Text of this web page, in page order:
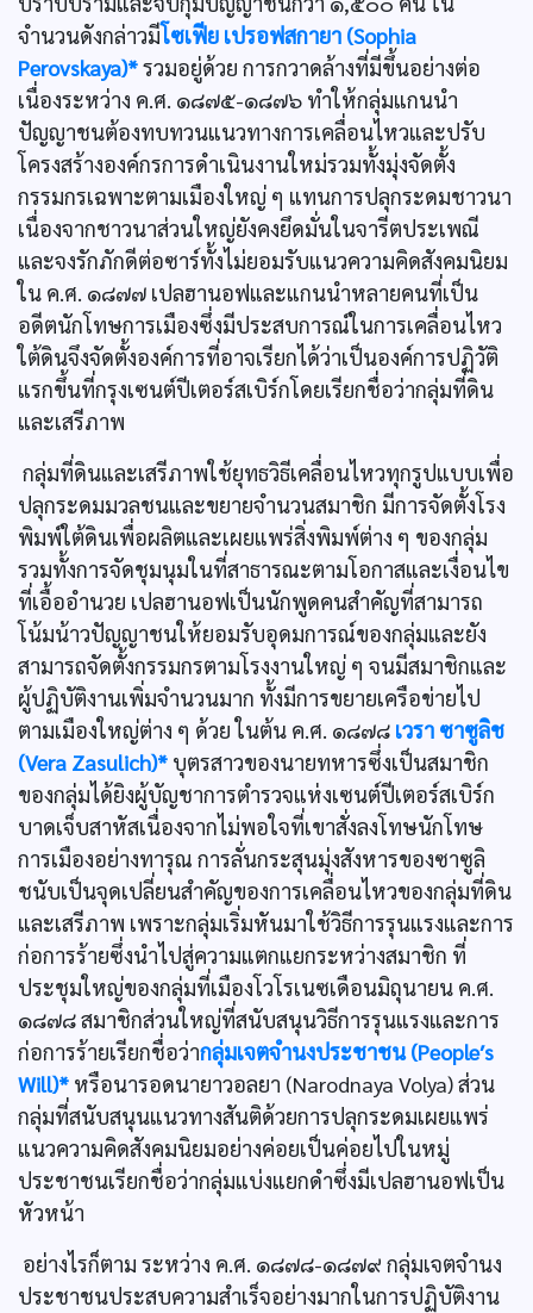
จำนวนดังกล่าวมีโซเฟีย เปรอฟสกายา (Sophia
Perovskaya)*รวมอยู่ด้วย การกวาดล้างที่มีขึ้นอย่างต่อ
เนื่องระหว่าง ค.ศ. ๑๘๗๕-๑๘๗๖ ทำให้กลุ่มแกนนำ
ปัญญาชนต้องทบทวนแนวทางการเคลื่อนไหวและปรับ
โครงสร้างองค์กรการดำเนินงานใหม่รวมทั้งมุ่งจัดตั้ง
กรรมกรเฉพาะตามเมืองใหญ่ ๆ แทนการปลุกระดมชาวนา
เนื่องจากชาวนาส่วนใหญ่ยังคงยึดมั่นในจารีตประเพณี
และจงรักภักดีต่อซาร์ทั้งไม่ยอมรับแนวความคิดสังคมนิยม
ใน ค.ศ. ๑๘๗๗ เปลฮานอฟและแกนนำหลายคนที่เป็น
อดีตนักโทษการเมืองซึ่งมีประสบการณ์ในการเคลื่อนไหว
ใต้ดินจึงจัดตั้งองค์การที่อาจเรียกได้ว่าเป็นองค์การปฏิวัติ
แรกขึ้นที่กรุงเซนต์ปีเตอร์สเบิร์กโดยเรียกชื่อว่ากลุ่มที่ดิน
และเสรีภาพ
กลุ่มที่ดินและเสรีภาพใช้ยุทธวิธีเคลื่อนไหวทุกรูปแบบเพื่อ
ปลุกระดมมวลชนและขยายจำนวนสมาชิก มีการจัดตั้งโรง
พิมพ์ใต้ดินเพื่อผลิตและเผยแพร่สิ่งพิมพ์ต่าง ๆ ของกลุ่ม
รวมทั้งการจัดชุมนุมในที่สาธารณะตามโอกาสและเงื่อนไข
ที่เอื้ออำนวย เปลฮานอฟเป็นนักพูดคนสำคัญที่สามารถ
โน้มน้าวปัญญาชนให้ยอมรับอุดมการณ์ของกลุ่มและยัง
สามารถจัดตั้งกรรมกรตามโรงงานใหญ่ ๆ จนมีสมาชิกและ
ผู้ปฏิบัติงานเพิ่มจำนวนมาก ทั้งมีการขยายเครือข่ายไป
ตามเมืองใหญ่ต่าง ๆ ด้วย ในต้น ค.ศ. ๑๘๗๘ เวรา ซาซูลิช
(Vera Zasulich)* บุตรสาวของนายทหารซึ่งเป็นสมาชิก
ของกลุ่มได้ยิงผู้บัญชาการตำรวจแห่งเซนต์ปีเตอร์สเบิร์ก
บาดเจ็บสาหัสเนื่องจากไม่พอใจที่เขาสั่งลงโทษนักโทษ
การเมืองอย่างทารุณ การลั่นกระสุนมุ่งสังหารของซาซูลิ
ชนับเป็นจุดเปลี่ยนสำคัญของการเคลื่อนไหวของกลุ่มที่ดิน
และเสรีภาพ เพราะกลุ่มเริ่มหันมาใช้วิธีการรุนแรงและการ
ก่อการร้ายซึ่งนำไปสู่ความแตกแยกระหว่างสมาชิก ที่
ประชุมใหญ่ของกลุ่มที่เมืองโวโรเนซเดือนมิถุนายน ค.ศ.
๑๘๗๘ สมาชิกส่วนใหญ่ที่สนับสนุนวิธีการรุนแรงและการ
ก่อการร้ายเรียกชื่อว่ากลุ่มเจตจำนงประชาชน (People′s
Will)* หรือนารอดนายาวอลยา (Narodnaya Volya) ส่วน
กลุ่มที่สนับสนุนแนวทางสันติด้วยการปลุกระดมเผยแพร่
แนวความคิดสังคมนิยมอย่างค่อยเป็นค่อยไปในหมู่
ประชาชนเรียกชื่อว่ากลุ่มแบ่งแยกดำซึ่งมีเปลฮานอฟเป็น
หัวหน้า
อย่างไรก็ตาม ระหว่าง ค.ศ. ๑๘๗๘-๑๘๗๙ กลุ่มเจตจำนง
ประชาชนประสบความสำเร็จอย่างมากในการปฏิบัติงาน